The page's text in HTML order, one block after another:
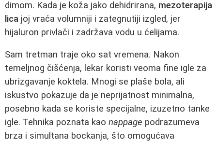
dimom. Kada je koža jako dehidrirana, mezoterapija
lica joj vraća volumniji i zategnutiji izgled, jer
hijaluron privlači i zadržava vodu u ćelijama.
Sam tretman traje oko sat vremena. Nakon
temeljnog čišćenja, lekar koristi veoma fine igle za
ubrizgavanje koktela. Mnogi se plaše bola, ali
iskustvo pokazuje da je neprijatnost minimalna,
posebno kada se koriste specijalne, izuzetno tanke
igle. Tehnika poznata kao nappage podrazumeva
brza i simultana bockanja, što omogućava